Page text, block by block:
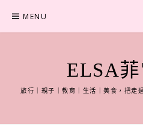
content
MENU
ELSA
旅行｜親子｜教育｜生活｜美食，把走